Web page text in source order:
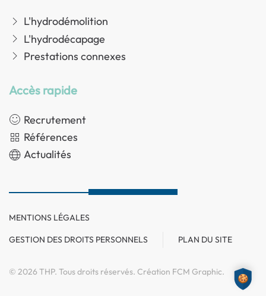
L'hydrodémolition
L'hydrodécapage
Prestations connexes
Accès rapide
Recrutement
Références
Actualités
MENTIONS LÉGALES
GESTION DES DROITS PERSONNELS PLAN DU SITE
© 2026THP. Tous droits réservés. Création FCM Graphic.